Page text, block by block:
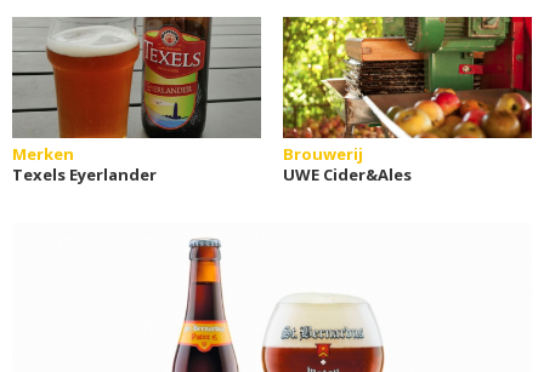
Merken
Texels Eyerlander
Brouwerij
UWE Cider&Ales